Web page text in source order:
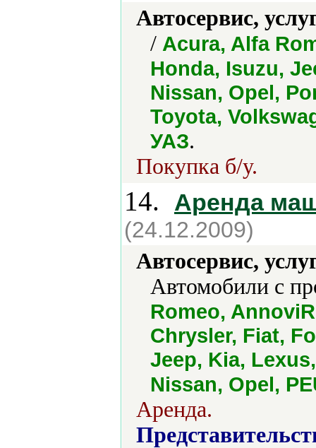
Автосервис,
/ Acura, Alfa
Honda, Isuzu,
Nissan, Opel,
Toyota,
УАЗ.
Покупка б/у.
14. Аренда
(24.12.2009)
Автосервис,
Автомобили с
Romeo,
Chrysler, Fiat,
Jeep, Kia,
Nissan, Opel,
Аренда.